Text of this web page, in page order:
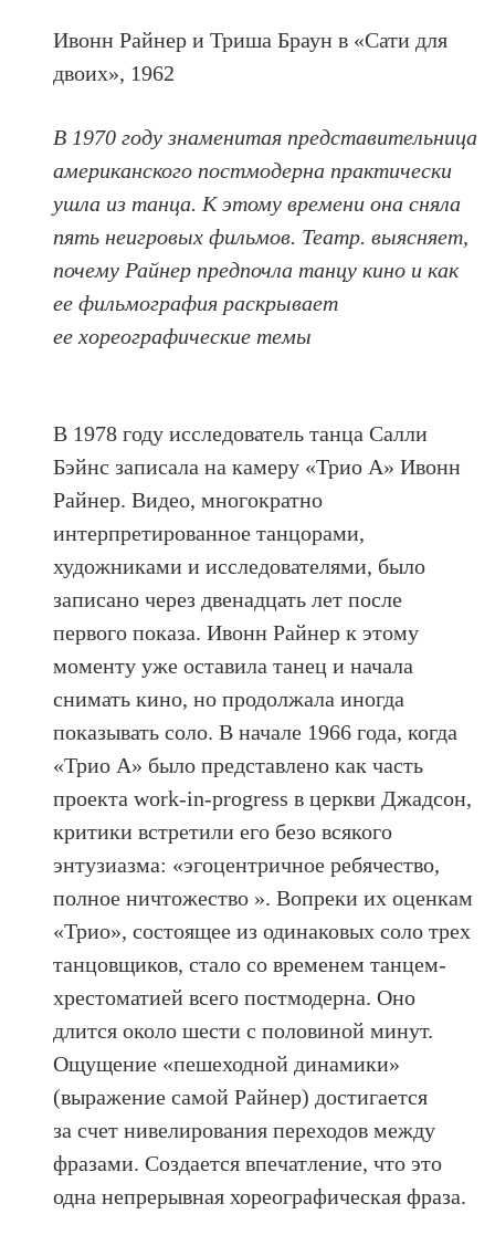
Ивонн Райнер и Триша Браун в «Сати для
двоих», 1962
В 1970 году знаменитая представительница
американского постмодерна практически
ушла из танца. К этому времени она сняла
пять неигровых фильмов. Театр. выясняет,
почему Райнер предпочла танцу кино и как
ее фильмография раскрывает
ее хореографические темы
В 1978 году исследователь танца Салли
Бэйнс записала на камеру «Трио А» Ивонн
Райнер. Видео, многократно
интерпретированное танцорами,
художниками и исследователями, было
записано через двенадцать лет после
первого показа. Ивонн Райнер к этому
моменту уже оставила танец и начала
снимать кино, но продолжала иногда
показывать соло. В начале 1966 года, когда
«Трио А» было представлено как часть
проекта work-in-progress в церкви Джадсон,
критики встретили его безо всякого
энтузиазма: «эгоцентричное ребячество,
полное ничтожество ». Вопреки их оценкам
«Трио», состоящее из одинаковых соло трех
танцовщиков, стало со временем танцем-
хрестоматией всего постмодерна. Оно
длится около шести с половиной минут.
Ощущение «пешеходной динамики»
(выражение самой Райнер) достигается
за счет нивелирования переходов между
фразами. Создается впечатление, что это
одна непрерывная хореографическая фраза.